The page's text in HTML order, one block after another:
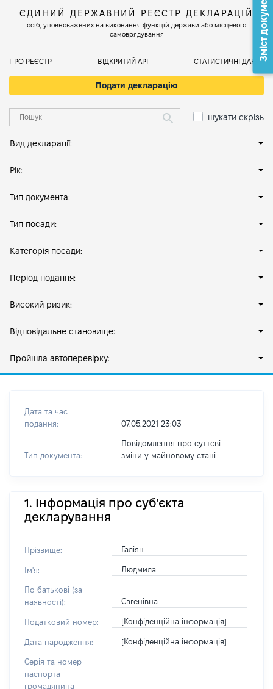
ЄДИНИЙ ДЕРЖАВНИЙ РЕЄСТР ДЕКЛАРАЦІЙ
осіб, уповноважених на виконання функцій держави або місцевого
самоврядування
ПРО РЕЄСТР ВІДКРИТИЙ АРІ СТАТИСТИЧНІ ДАНІ
Подати декларацію
шукати скрізь
Вид декларації:
Рік:
Тип документа:
Тип посади:
Категорія посади:
Період подання:
Високий ризик:
Відповідальне становище:
Пройшла автоперевірку:
Дата та час
подання:
07.05.2021 23:03
Тип документа:
Повідомлення про суттєві
зміни y майновому стані
1. Інформація про суб'єкта
декларування
Прізвище: Галіян
Ім'я: Людмила
По батькові (за
наявності):
Євгенівна
Податковий номер: [Конфіденційна інформація]
Дата народження: [Конфіденційна інформація]
Серія та номер
паспорта
громадянина
Зміст документа